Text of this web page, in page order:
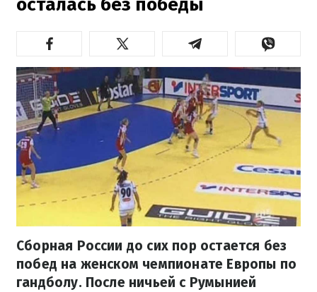
осталась без победы
Сборная России до сих пор остается без
побед на женском чемпионате Европы по
гандболу. После ничьей с Румынией